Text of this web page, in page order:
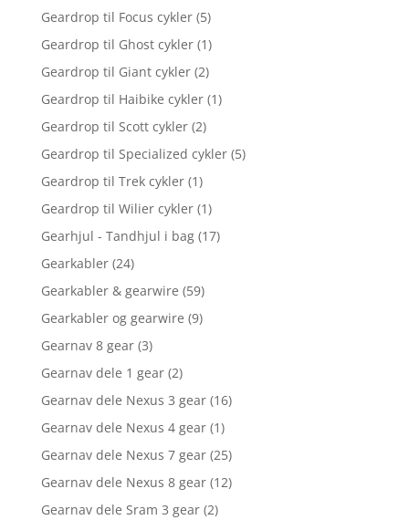
Geardrop til Focus cykler (5)
Geardrop til Ghost cykler (1)
Geardrop til Giant cykler (2)
Geardrop til Haibike cykler (1)
Geardrop til Scott cykler (2)
Geardrop til Specialized cykler (5)
Geardrop til Trek cykler (1)
Geardrop til Wilier cykler (1)
Gearhjul - Tandhjul i bag (17)
Gearkabler (24)
Gearkabler & gearwire (59)
Gearkabler og gearwire (9)
Gearnav 8 gear (3)
Gearnav dele 1 gear (2)
Gearnav dele Nexus 3 gear (16)
Gearnav dele Nexus 4 gear (1)
Gearnav dele Nexus 7 gear (25)
Gearnav dele Nexus 8 gear (12)
Gearnav dele Sram 3 gear (2)